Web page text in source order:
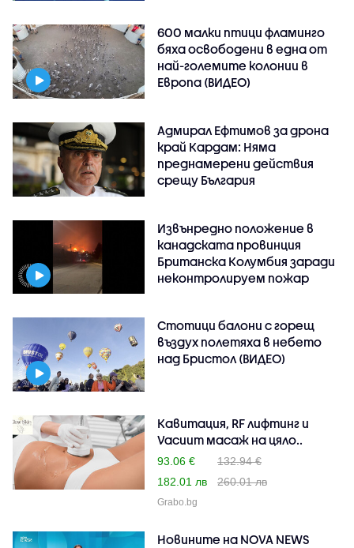
600 малки птици фламинго
бяха освободени в една от
най-големите колонии в
Европа (ВИДЕО)
Адмирал Ефтимов за дрона
край Кардам: Няма
преднамерени действия
срещу България
Извънредно положение в
канадската провинция
Британска Колумбия заради
неконтролируем пожар
Стотици балони с горещ
въздух полетяха в небето
над Бристол (ВИДЕО)
Кавитация, RF лифтинг и
Vacuum масаж на цяло..
93.06 €
132.94 €
182.01 лв
260.01 лв
Grabo.bg
Новините на NOVA NEWS